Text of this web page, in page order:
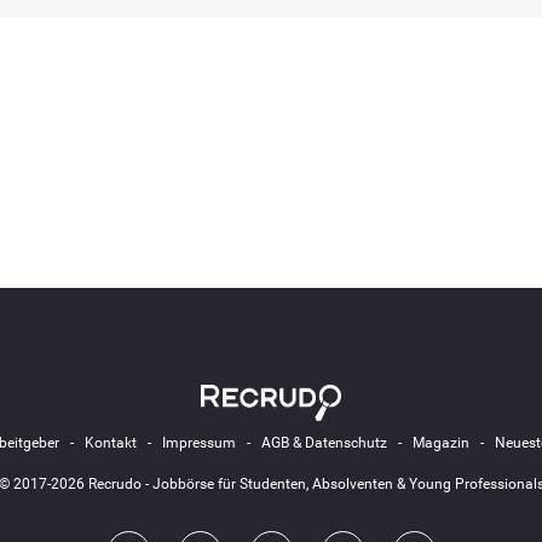
- Kontakt- Impressum - AGB & Datenschutz- Magazin -
© 2017-2026 Recrudo - Jobbörse für Studenten, Absolventen & Young